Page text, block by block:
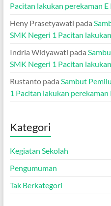
Pacitan lakukan perekaman E
Heny Prasetyawati pada
SMK Negeri 1 Pacitan
Indria Widyawati pada
SMK Negeri 1 Pacitan
Rustantopada Sambut
1 Pacitan lakukan perekaman
Kategori
Kegiatan Sekolah
Pengumuman
Tak Berkategori